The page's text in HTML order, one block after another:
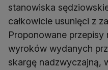
stanowiska
całkowicie usunięci z
Proponowane
wyroków wydanych
skargę nadzwyczajną,